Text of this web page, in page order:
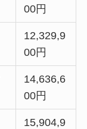
00円
12,329,9
00円
14,636,6
00円
15,904,9